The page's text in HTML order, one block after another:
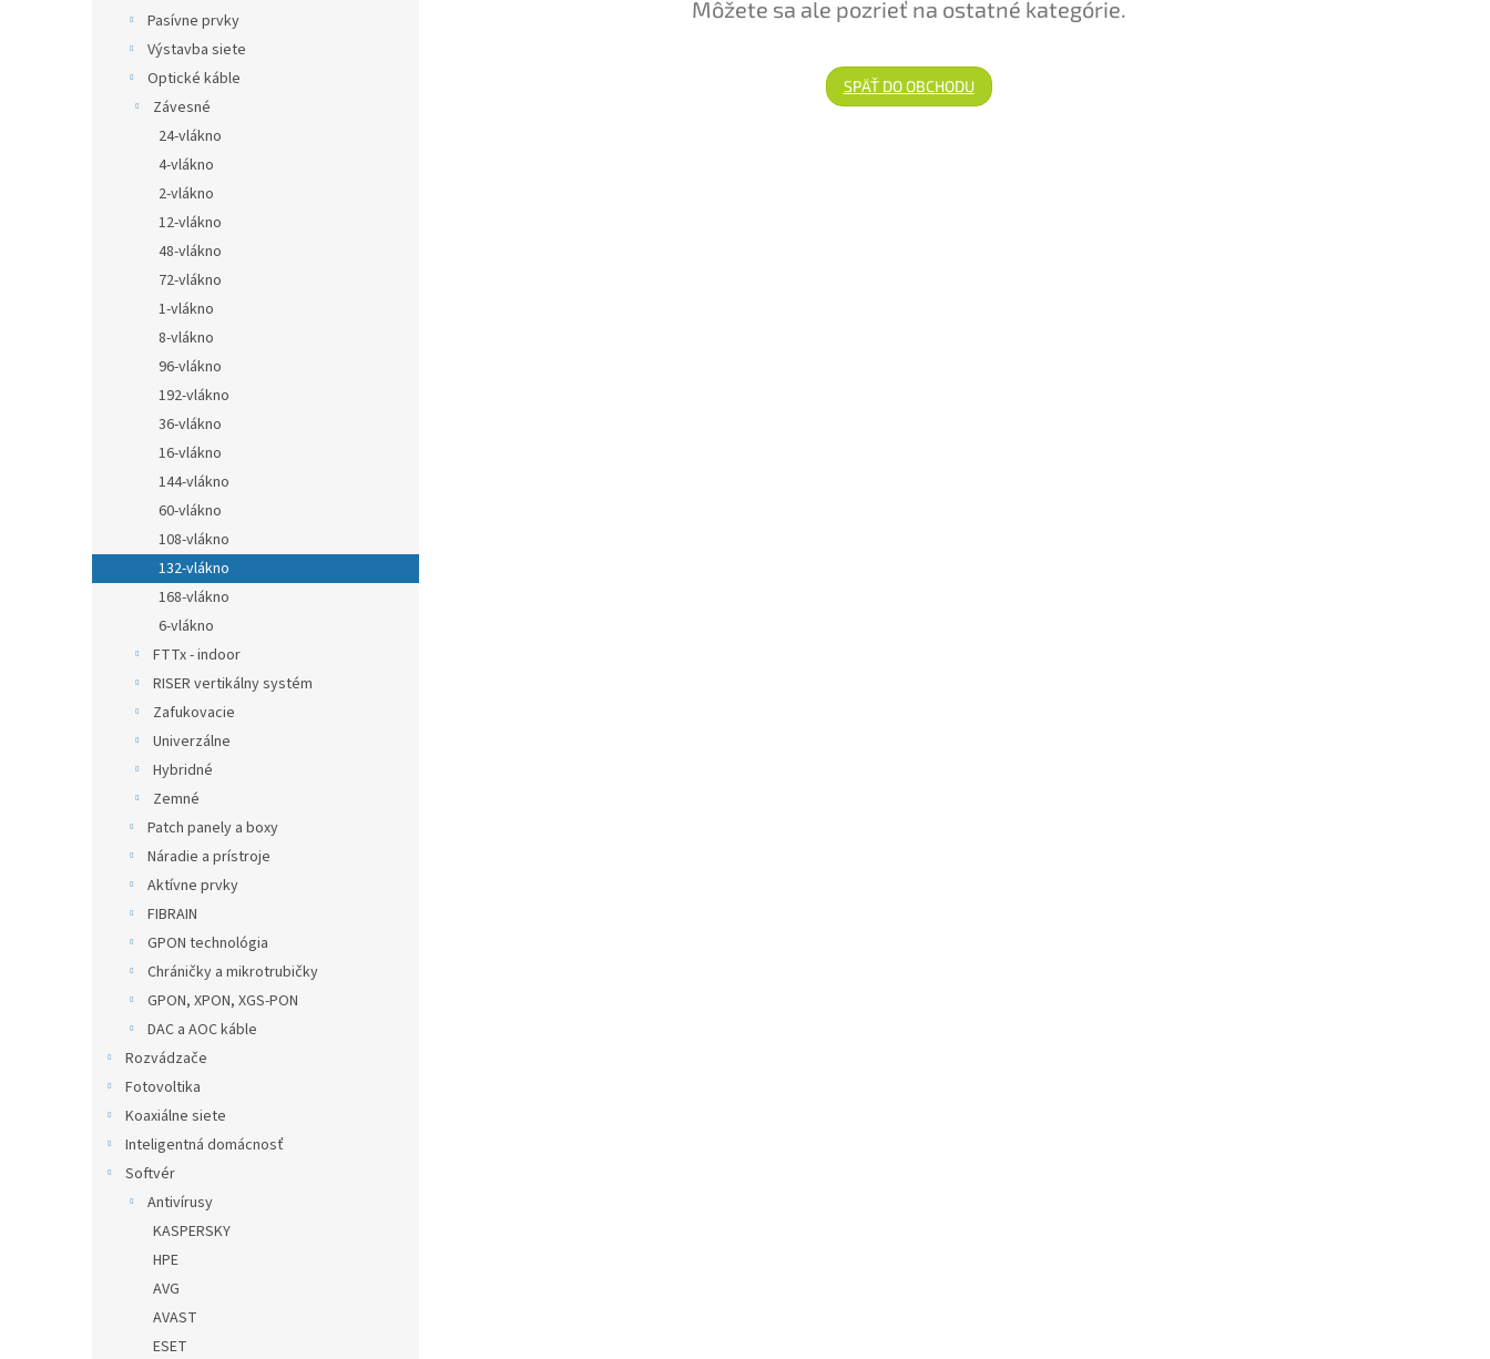
Pasívne prvky
Výstavba siete
Optické káble
Závesné
24-vlákno
4-vlákno
2-vlákno
12-vlákno
48-vlákno
72-vlákno
1-vlákno
8-vlákno
96-vlákno
192-vlákno
36-vlákno
16-vlákno
144-vlákno
60-vlákno
108-vlákno
132-vlákno
168-vlákno
6-vlákno
FTTx - indoor
RISER vertikálny systém
Zafukovacie
Univerzálne
Hybridné
Zemné
Patch panely a boxy
Náradie a prístroje
Aktívne prvky
FIBRAIN
GPON technológia
Chráničky a mikrotrubičky
GPON, XPON, XGS-PON
DAC a AOC káble
Rozvádzače
Fotovoltika
Koaxiálne siete
Inteligentná domácnosť
Softvér
Antivírusy
KASPERSKY
HPE
AVG
AVAST
ESET
Môžete sa ale pozrieť na ostatné kategórie.
SPÄŤ DO OBCHODU